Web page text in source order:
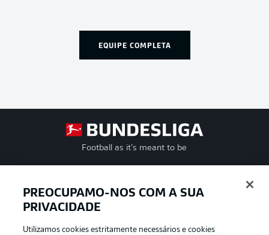
EQUIPE COMPLETA
Football as it’s meant to be
APLICATIVO DA BUNDESLIGA
PREOCUPAMO-NOS COM A SUA
PRIVACIDADE
Utilizamos cookies estritamente necessários e cookies